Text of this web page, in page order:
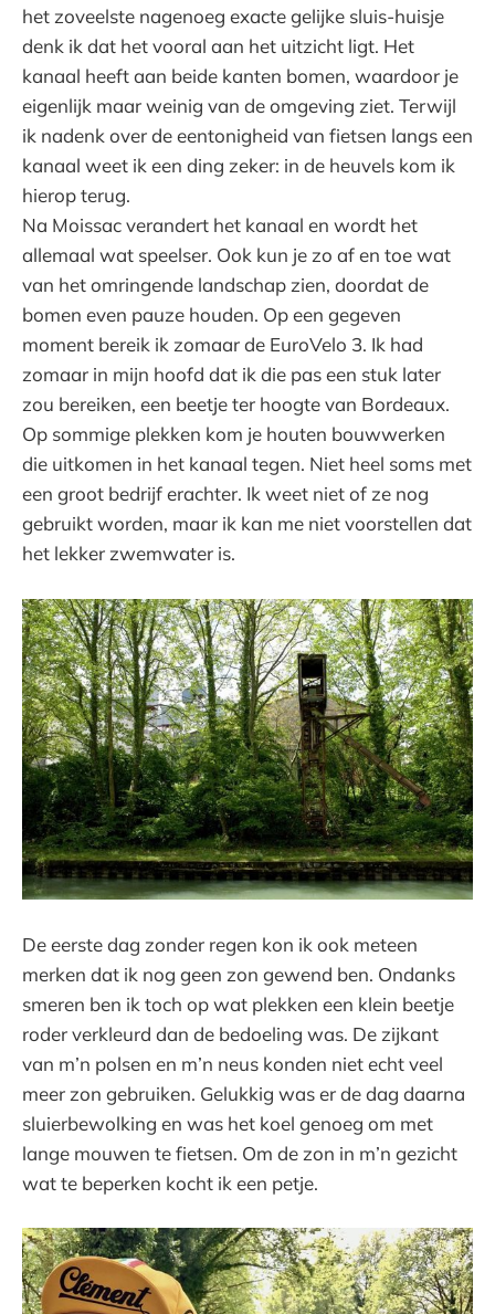
het zoveelste nagenoeg exacte gelijke sluis-huisje
denk ik dat het vooral aan het uitzicht ligt. Het
kanaal heeft aan beide kanten bomen, waardoor je
eigenlijk maar weinig van de omgeving ziet. Terwijl
ik nadenk over de eentonigheid van fietsen langs een
kanaal weet ik een ding zeker: in de heuvels kom ik
hierop terug.
Na Moissac verandert het kanaal en wordt het
allemaal wat speelser. Ook kun je zo af en toe wat
van het omringende landschap zien, doordat de
bomen even pauze houden. Op een gegeven
moment bereik ik zomaar de EuroVelo 3. Ik had
zomaar in mijn hoofd dat ik die pas een stuk later
zou bereiken, een beetje ter hoogte van Bordeaux.
Op sommige plekken kom je houten bouwwerken
die uitkomen in het kanaal tegen. Niet heel soms met
een groot bedrijf erachter. Ik weet niet of ze nog
gebruikt worden, maar ik kan me niet voorstellen dat
het lekker zwemwater is.
De eerste dag zonder regen kon ik ook meteen
merken dat ik nog geen zon gewend ben. Ondanks
smeren ben ik toch op wat plekken een klein beetje
roder verkleurd dan de bedoeling was. De zijkant
van m’n polsen en m’n neus konden niet echt veel
meer zon gebruiken. Gelukkig was er de dag daarna
sluierbewolking en was het koel genoeg om met
lange mouwen te fietsen. Om de zon in m’n gezicht
wat te beperken kocht ik een petje.